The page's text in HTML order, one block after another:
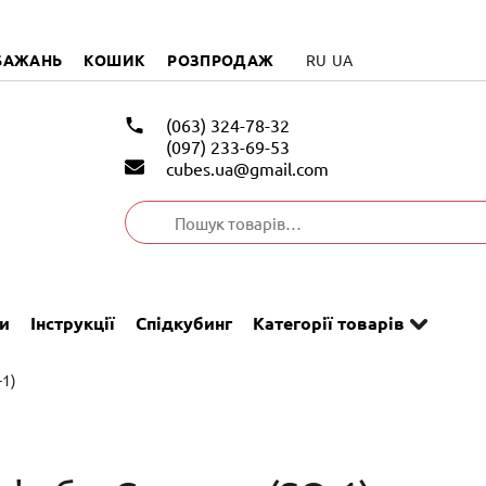
КОШИК РОЗПРОДАЖ RU UA
(063) 324-78-32
(097) 233-69-53
cubes.ua@gmail.com
Шукати:
Інструкції Спідкубинг Категорії товарів